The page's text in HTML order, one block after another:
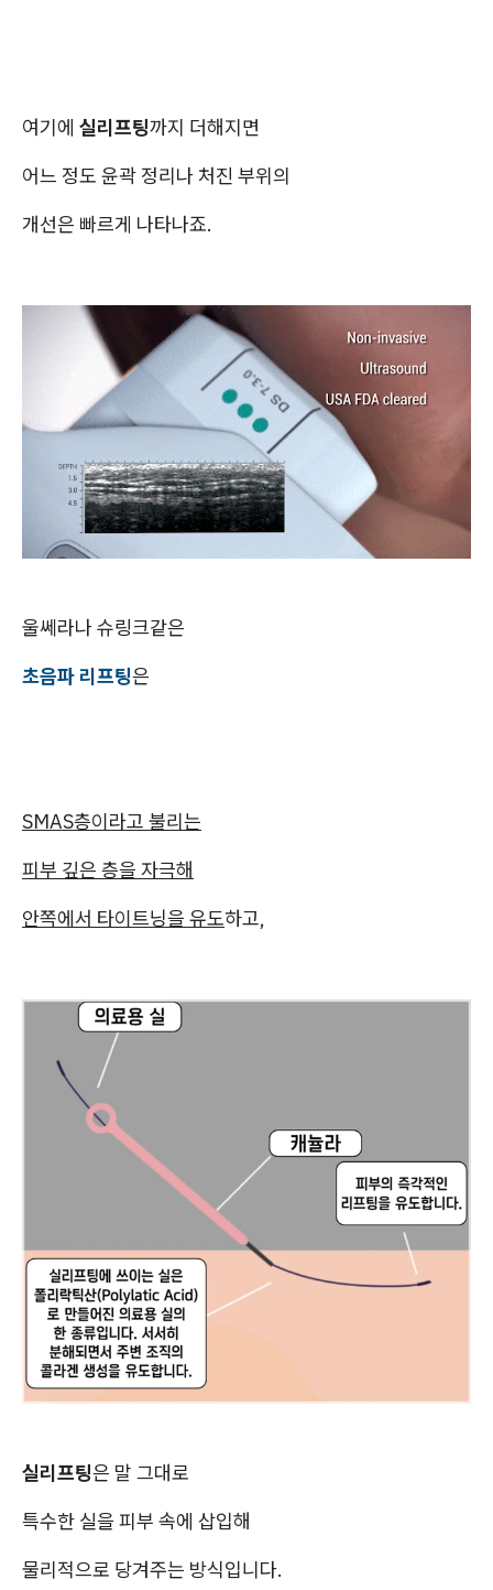
여기에 실리프팅까지 더해지면
어느 정도 윤곽 정리나 처진 부위의
개선은 빠르게 나타나죠.
울쎄라나 슈링크같은
초음파 리프팅은
SMAS층이라고 불리는
피부 깊은 층을 자극해
안쪽에서 타이트닝을 유도하고,
실리프팅은 말 그대로
특수한 실을 피부 속에 삽입해
물리적으로 당겨주는 방식입니다.